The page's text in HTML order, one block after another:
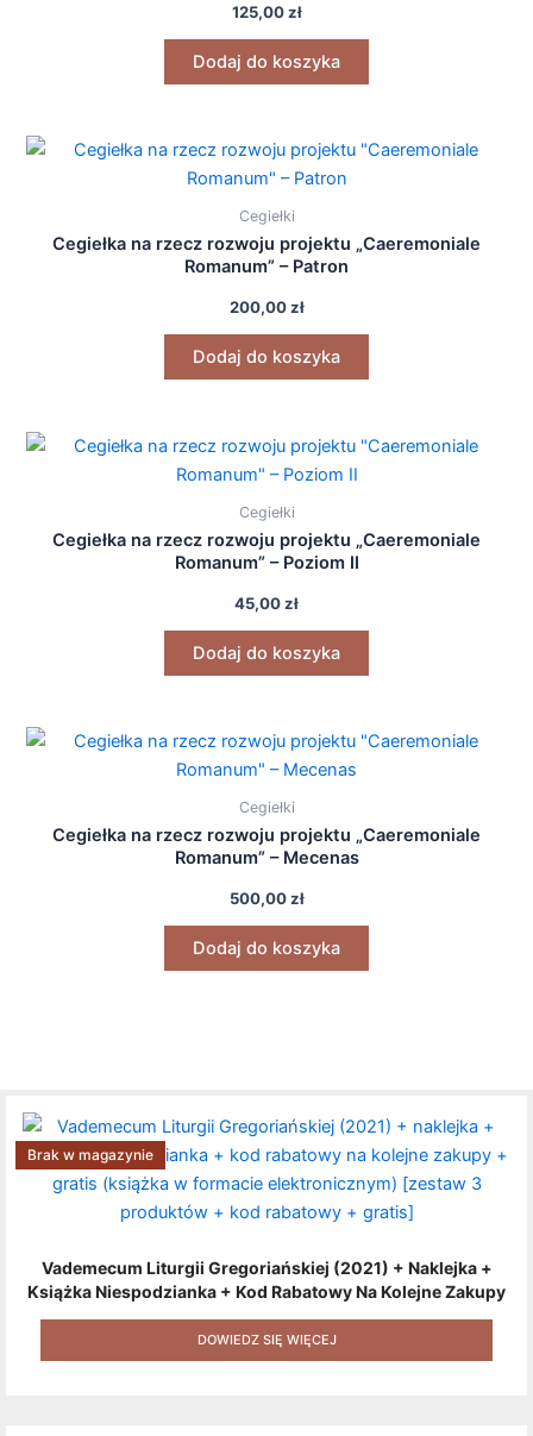
125,00zł
Dodaj do koszyka
Cegiełki
Cegiełka na rzecz rozwoju projektu „Caeremoniale
Romanum” – Patron
200,00zł
Dodaj do koszyka
Cegiełki
Cegiełka na rzecz rozwoju projektu „Caeremoniale
Romanum” – Poziom II
45,00zł
Dodaj do koszyka
Cegiełki
Cegiełka na rzecz rozwoju projektu „Caeremoniale
Romanum” – Mecenas
500,00zł
Dodaj do koszyka
Vademecum Liturgii Gregoriańskiej (2021) + Naklejka +
Książka Niespodzianka + Kod Rabatowy Na Kolejne Zakupy
+ Gratis (książka W Formacie Elektronicznym) [zestaw 3
Produktów + Kod Rabatowy + Gratis]
Brak w magazynie
DOWIEDZ SIĘ WIĘCEJ